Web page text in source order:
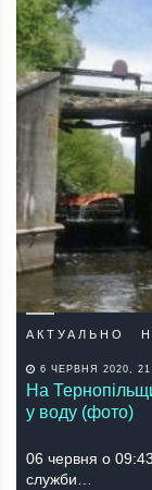
АКТУАЛЬНО
6 ЧЕРВНЯ 2020,
На
у воду (фото)
06 червня о 09:43
служби…